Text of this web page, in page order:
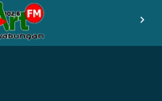
chevron_right